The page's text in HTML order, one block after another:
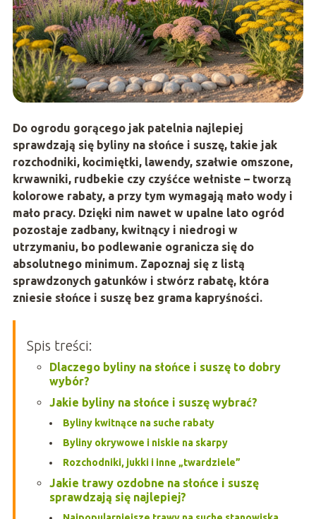
Do ogrodu gorącego jak patelnia najlepiej
sprawdzają się byliny na słońce i suszę, takie jak
rozchodniki, kocimiętki, lawendy, szałwie omszone,
krwawniki, rudbekie czy czyśćce wełniste – tworzą
kolorowe rabaty, a przy tym wymagają mało wody i
mało pracy. Dzięki nim nawet w upalne lato ogród
pozostaje zadbany, kwitnący i niedrogi w
utrzymaniu, bo podlewanie ogranicza się do
absolutnego minimum. Zapoznaj się z listą
sprawdzonych gatunków i stwórz rabatę, która
zniesie słońce i suszę bez grama kapryśności.
Spis treści:
Dlaczego byliny na słońce i suszę to dobry
wybór?
Jakie byliny na słońce i suszę wybrać?
Byliny kwitnące na suche rabaty
Byliny okrywowe i niskie na skarpy
Rozchodniki, jukki i inne „twardziele”
Jakie trawy ozdobne na słońce i suszę
sprawdzają się najlepiej?